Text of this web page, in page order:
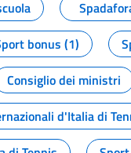
bonus (1)
Consiglio dei ministri
d'Italia di